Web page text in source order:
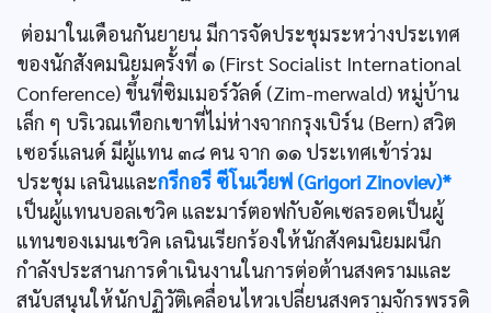
ต่อมาในเดือนกันยายน มีการจัดประชุมระหว่างประเทศ
ของนักสังคมนิยมครั้งที่ ๑ (First Socialist International
Conference) ขึ้นที่ซิมเมอร์วัลด์ (Zim-merwald) หมู่บ้าน
เล็ก ๆ บริเวณเทือกเขาที่ไม่ห่างจากกรุงเบิร์น (Bern) สวิต
เซอร์แลนด์ มีผู้แทน ๓๘ คน จาก ๑๑ ประเทศเข้าร่วม
ประชุม เลนินและกรีกอรี ซีโนเวียฟ (Grigori Zinoviev)*
เป็นผู้แทนบอลเชวิค และมาร์ตอฟกับอัคเซลรอดเป็นผู้
แทนของเมนเชวิค เลนินเรียกร้องให้นักสังคมนิยมผนึก
กำลังประสานการดำเนินงานในการต่อต้านสงครามและ
สนับสนุนให้นักปฏิวัติเคลื่อนไหวเปลี่ยนสงครามจักรพรรดิ